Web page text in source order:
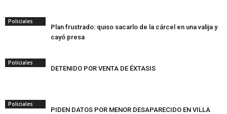
Policiales
Plan frustrado: quiso sacarlo de la cárcel en una valija y
cayó presa
Policiales
DETENIDO POR VENTA DE ÉXTASIS
Policiales
PIDEN DATOS POR MENOR DESAPARECIDO EN VILLA